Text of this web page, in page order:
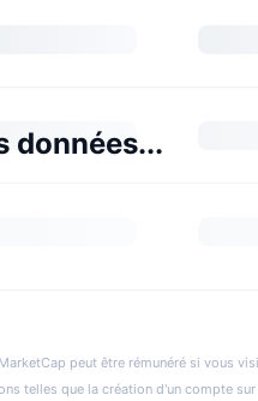
données...
peut être rémunéré si vous
telles que la création d'un compte sur